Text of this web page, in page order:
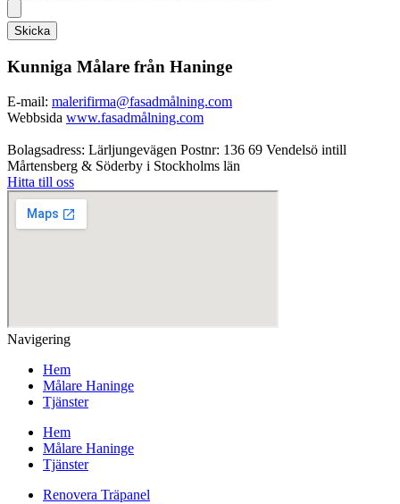
Skicka
Kunniga Målare från Haninge
E-mail: malerifirma@fasadmålning.com
Webbsida www.fasadmålning.com
Bolagsadress: Lärljungevägen Postnr: 136 69 Vendelsö intill
Mårtensberg & Söderby i Stockholms län
Hitta till oss
Navigering
Hem
Målare Haninge
Tjänster
Hem
Målare Haninge
Tjänster
Renovera Träpanel